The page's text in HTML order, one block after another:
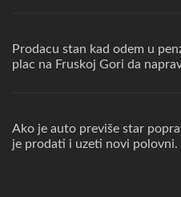
Prodacu stan kad odem u
plac na Fruskoj Gori da
Ako je auto previše star
je prodati i uzeti novi polovni.